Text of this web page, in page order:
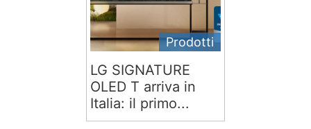
Prodotti
LG SIGNATURE
OLED T arriva in
Italia: il primo...